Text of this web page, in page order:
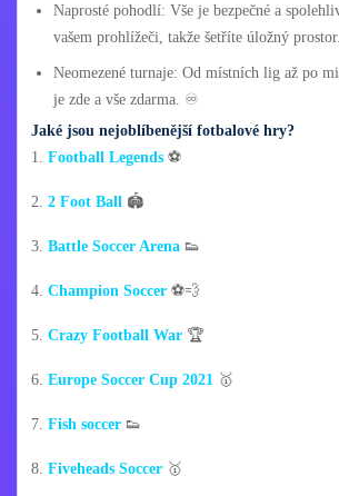
Naprosté pohodlí: Vše je bezpečné a
vašem prohlížeči, takže šetříte úložný
Neomezené turnaje: Od místních lig až po
je zde a vše zdarma. ♾️
Jaké jsou nejoblíbenější fotbalové hry?
1. Football Legends ⚽
2. 2 Foot Ball 🏟️
3. Battle Soccer Arena 👟
4. Champion Soccer ⚽💨
5. Crazy Football War 🏆
6. Europe Soccer Cup 2021 🥇
7. Fish soccer 👟
8. Fiveheads Soccer 🥇